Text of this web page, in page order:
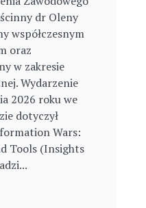
dr Oleny
współczesnym
oraz
w zakresie
Wydarzenie
2026 roku we
dotyczył
Wars:
Tools (Insights